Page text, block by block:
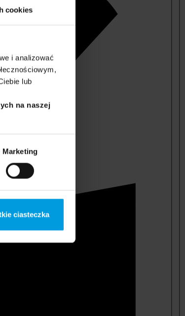
cookies
i analizować
lub
na naszej
Marketing
ciasteczka